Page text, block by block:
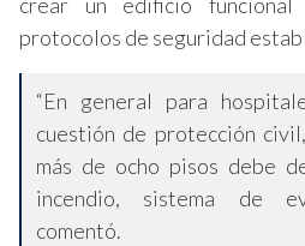
crear un edificio
protocolos de seguridad
“En general para
cuestión de protección
más de ocho pisos debe
incendio, sistema de
comentó.